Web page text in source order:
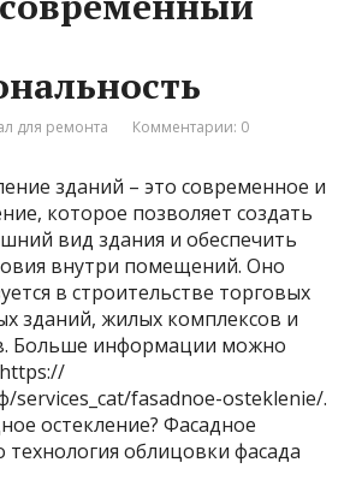
для ремонта Комментарии: 0
зданий – это современное и
которое позволяет создать
вид здания и обеспечить
внутри помещений. Оно
в строительстве торговых
зданий, жилых комплексов и
Больше информации можно
services_cat/fasadnoe-osteklenie/.
остекление? Фасадное
технология облицовки фасада